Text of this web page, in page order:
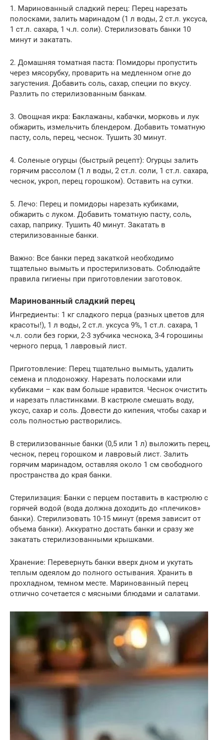
1. Маринованный сладкий перец: Перец нарезать
полосками, залить маринадом (1 л воды, 2 ст.л. уксуса,
1 ст.л. сахара, 1 ч.л. соли). Стерилизовать банки 10
минут и закатать.
2. Домашняя томатная паста: Помидоры пропустить
через мясорубку, проварить на медленном огне до
загустения. Добавить соль, сахар, специи по вкусу.
Разлить по стерилизованным банкам.
3. Овощная икра: Баклажаны, кабачки, морковь и лук
обжарить, измельчить блендером. Добавить томатную
пасту, соль, перец, чеснок. Тушить 30 минут.
4. Соленые огурцы (быстрый рецепт): Огурцы залить
горячим рассолом (1 л воды, 2 ст.л. соли, 1 ст.л. сахара,
чеснок, укроп, перец горошком). Оставить на сутки.
5. Лечо: Перец и помидоры нарезать кубиками,
обжарить с луком. Добавить томатную пасту, соль,
сахар, паприку. Тушить 40 минут. Закатать в
стерилизованные банки.
Важно: Все банки перед закаткой необходимо
тщательно вымыть и простерилизовать. Соблюдайте
правила гигиены при приготовлении заготовок.
Маринованный сладкий перец
Ингредиенты: 1 кг сладкого перца (разных цветов для
красоты!), 1 л воды, 2 ст.л. уксуса 9%, 1 ст.л. сахара, 1
ч.л. соли без горки, 2-3 зубчика чеснока, 3-4 горошины
черного перца, 1 лавровый лист.
Приготовление: Перец тщательно вымыть, удалить
семена и плодоножку. Нарезать полосками или
кубиками – как вам больше нравится. Чеснок очистить
и нарезать пластинками. В кастрюле смешать воду,
уксус, сахар и соль. Довести до кипения, чтобы сахар и
соль полностью растворились.
В стерилизованные банки (0,5 или 1 л) выложить перец,
чеснок, перец горошком и лавровый лист. Залить
горячим маринадом, оставляя около 1 см свободного
пространства до края банки.
Стерилизация: Банки с перцем поставить в кастрюлю с
горячей водой (вода должна доходить до «плечиков»
банки). Стерилизовать 10-15 минут (время зависит от
объема банки). Аккуратно достать банки и сразу же
закатать стерилизованными крышками.
Хранение: Перевернуть банки вверх дном и укутать
теплым одеялом до полного остывания. Хранить в
прохладном, темном месте. Маринованный перец
отлично сочетается с мясными блюдами и салатами.